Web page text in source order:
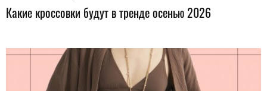
Какие кроссовки будут в тренде осенью 2026